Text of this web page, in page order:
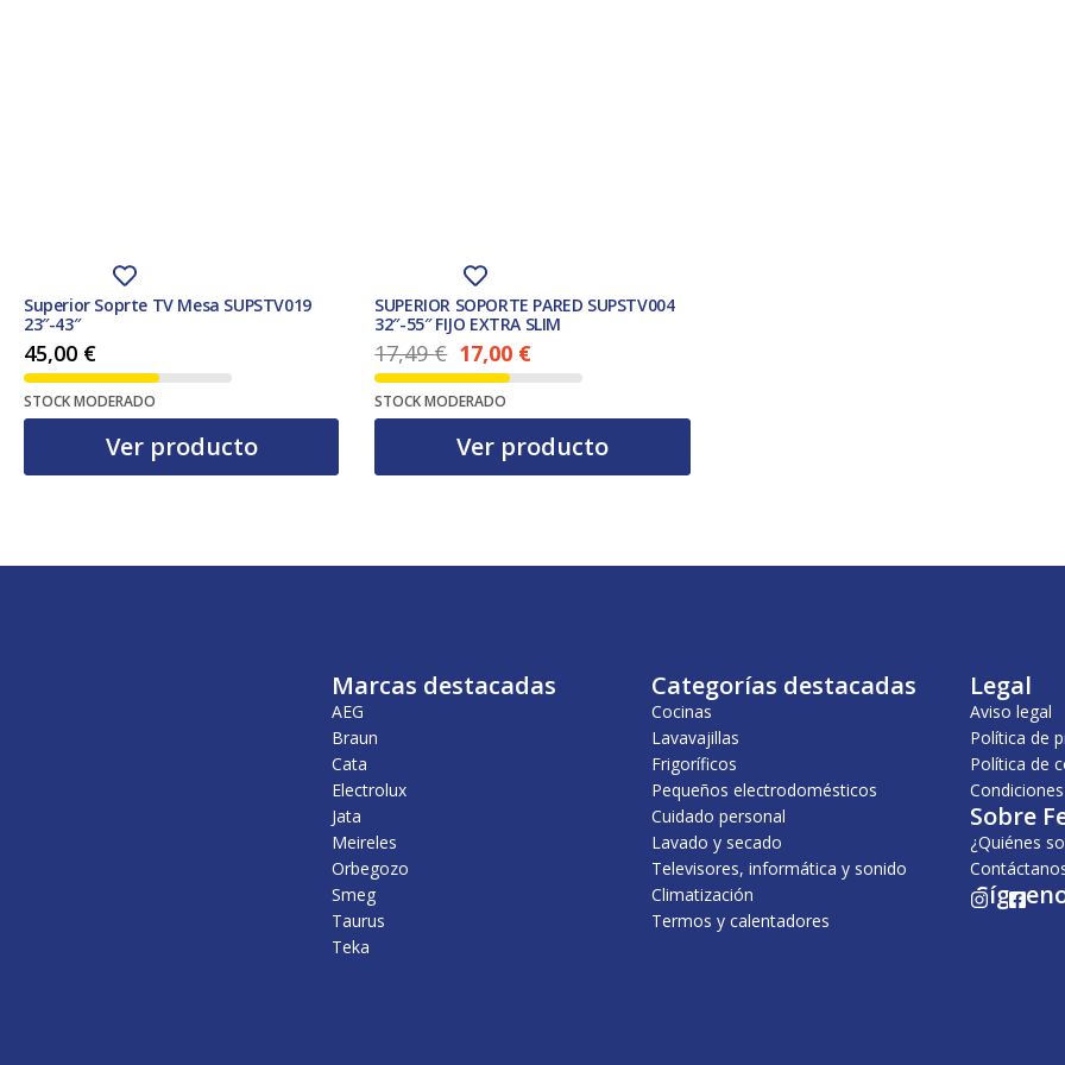
Superior Soprte TV Mesa SUPSTV019
23″-43″
45,00 €
STOCK MODERADO
Ver producto
SUPERIOR SOPORTE PARED SUPSTV004
32″-55″ FIJO EXTRA SLIM
17,49€
El precio original era: 17,49 €.
17,00 €
El precio actual es: 17,00 €.
STOCK MODERADO
Ver producto
Marcas destacadas
AEG
Braun
Cata
Electrolux
Jata
Meireles
Orbegozo
Smeg
Taurus
Teka
Categorías destacadas
Cocinas
Lavavajillas
Frigoríficos
Pequeños electrodomésticos
Cuidado personal
Lavado y secado
Televisores, informática y sonido
Climatización
Termos y calentadores
Legal
Aviso legal
Política de
Política de
Sobre
¿Quiénes
I F